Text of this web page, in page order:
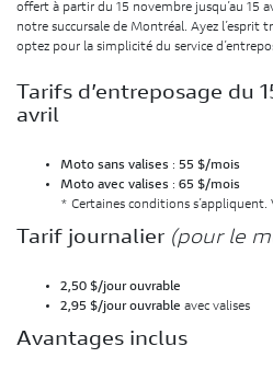
offert à partir du 15 novembre jusqu’au 15
notre succursale de Montréal. Ayez l’esprit
optez pour la simplicité du service
Tarifs d’entreposage du
avril
Moto sans valises : 55 $/mois
Moto avec valises : 65 $/mois
* Certaines conditions
Tarif journalier (pour le
2,50 $/jour ouvrable
2,95 $/jour ouvrable avec valises
Avantages inclus